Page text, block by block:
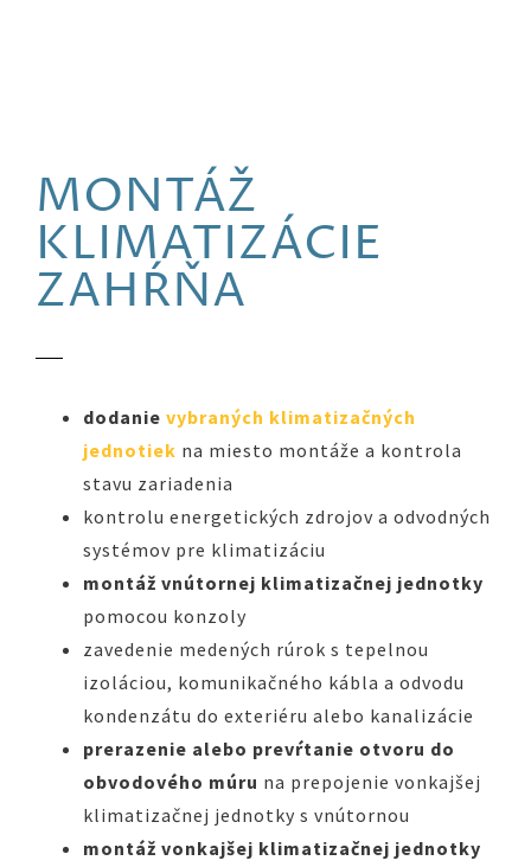
MONTÁŽ
KLIMATIZÁCIE
ZAHŔŇA
dodanie vybraných klimatizačných
jednotiek na miesto montáže a kontrola
stavu zariadenia
kontrolu energetických zdrojov a odvodných
systémov pre klimatizáciu
montáž vnútornej klimatizačnej jednotky
pomocou konzoly
zavedenie medených rúrok s tepelnou
izoláciou, komunikačného kábla a odvodu
kondenzátu do exteriéru alebo kanalizácie
prerazenie alebo prevŕtanie otvoru do
obvodového múru na prepojenie vonkajšej
klimatizačnej jednotky s vnútornou
montáž vonkajšej klimatizačnej jednotky